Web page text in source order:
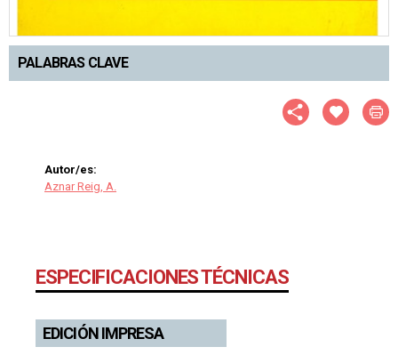
PALABRAS CLAVE
Autor/es:
Aznar Reig, A.
ESPECIFICACIONES TÉCNICAS
EDICIÓN IMPRESA